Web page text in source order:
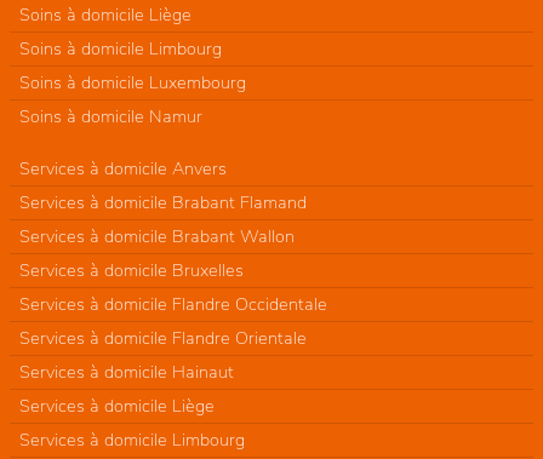
Soins à domicile Liège
Soins à domicile Limbourg
Soins à domicile Luxembourg
Soins à domicile Namur
Services à domicile Anvers
Services à domicile Brabant Flamand
Services à domicile Brabant Wallon
Services à domicile Bruxelles
Services à domicile Flandre Occidentale
Services à domicile Flandre Orientale
Services à domicile Hainaut
Services à domicile Liège
Services à domicile Limbourg